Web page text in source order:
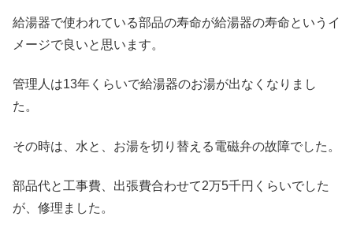
給湯器で使われている部品の寿命が給湯器の寿命というイ
メージで良いと思います。
管理人は13年くらいで給湯器のお湯が出なくなりまし
た。
その時は、水と、お湯を切り替える電磁弁の故障でした。
部品代と工事費、出張費合わせて2万5千円くらいでした
が、修理ました。